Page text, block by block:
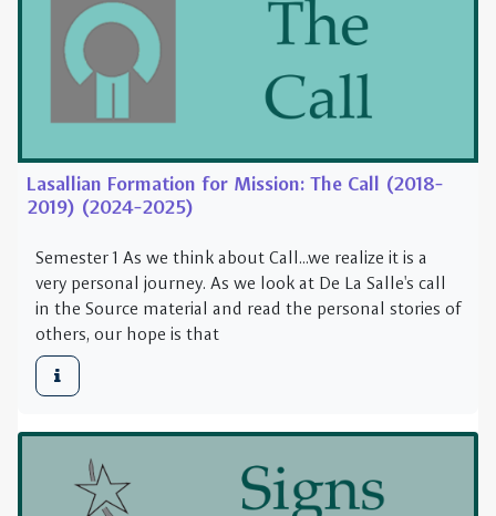
Lasallian Formation for Mission: The Call (2018-
2019) (2024-2025)
Semester 1 As we think about Call...we realize it is a
in the Source material and read the personal stories of
others, our hope is that
Lasallian Formation for Mission: Signs of the